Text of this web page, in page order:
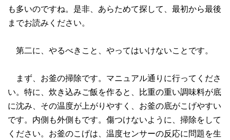
も多いのですね。是非、あらためて探して、最初から最後
までお読みください。
第二に、やるべきこと、やってはいけないことです。
まず、お釜の掃除です。マニュアル通りに行ってくださ
い。特に、炊き込みご飯を作ると、比重の重い調味料が底
に沈み、その温度が上がりやすく、お釜の底がこげやすい
です。内側も外側もです。傷つけないように、掃除をして
ください。お釜のこげは、温度センサーの反応に問題を生